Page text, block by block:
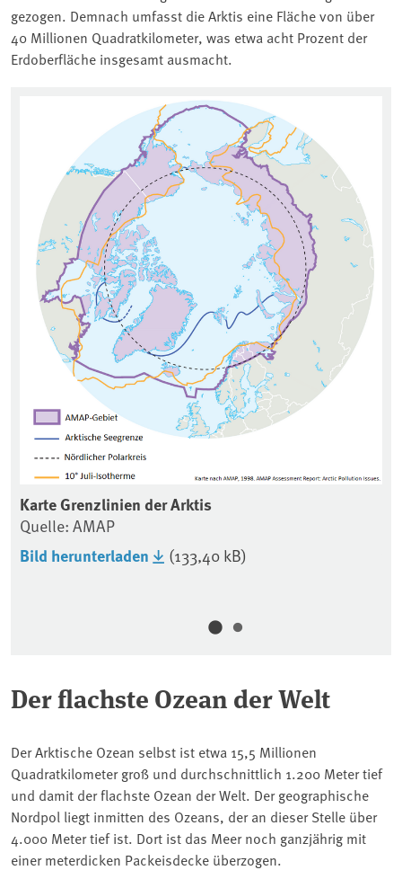
gezogen. Demnach umfasst die Arktis eine Fläche von über
40 Millionen Quadratkilometer, was etwa acht Prozent der
Erdoberfläche insgesamt ausmacht.
Karte Grenzlinien der Arktis
Quelle: AMAP
Bild herunterladen (133,40 kB)
Der flachste Ozean der Welt
Der Arktische Ozean selbst ist etwa 15,5 Millionen
Quadratkilometer groß und durchschnittlich 1.200 Meter tief
und damit der flachste Ozean der Welt. Der geographische
Nordpol liegt inmitten des Ozeans, der an dieser Stelle über
4.000 Meter tief ist. Dort ist das Meer noch ganzjährig mit
einer meterdicken Packeisdecke überzogen.